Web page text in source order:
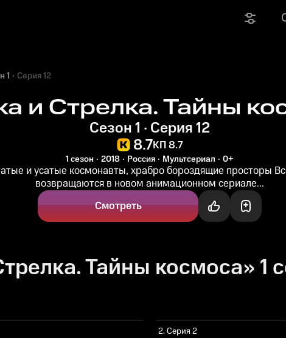
1 Серия 12
и Стрелка. Тайны
Сезон 1 · Серия 12
8.7КП 8.7
1 сезон 2018 Россия Мультсериал 0+
и усатые космонавты, храбро бороздящие просторы
возвращаются в новом анимационном сериале...
Смотреть
Тайны космоса» 1
2. Серия 2